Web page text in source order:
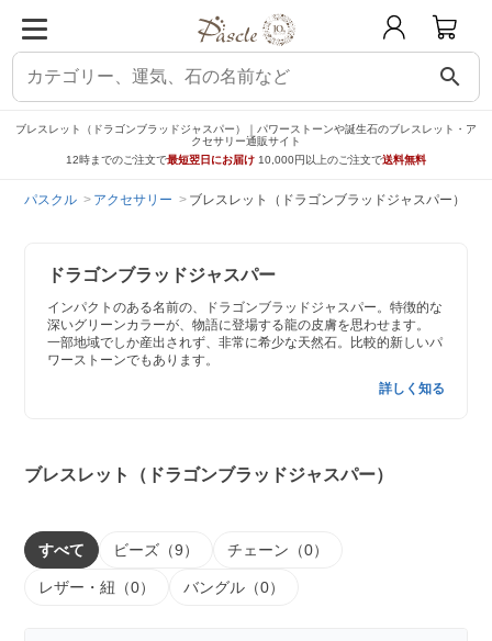
search
ブレスレット（ドラゴンブラッドジャスパー）｜パワーストーンや誕生石のブレスレット・ア
クセサリー通販サイト
12時までのご注文で最短翌日にお届け 10,000円以上のご注文で送料無料
パスクル アクセサリー ブレスレット（ドラゴンブラッドジャスパー）
ドラゴンブラッドジャスパー
インパクトのある名前の、ドラゴンブラッドジャスパー。特徴的な
深いグリーンカラーが、物語に登場する龍の皮膚を思わせます。
一部地域でしか産出されず、非常に希少な天然石。比較的新しいパ
ワーストーンでもあります。
詳しく知る
ブレスレット（ドラゴンブラッドジャスパー）
すべて ビーズ（9） チェーン（0）
レザー・紐（0） バングル（0）